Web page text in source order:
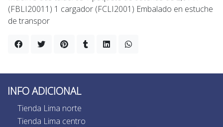
(FBLI20011) 1 cargador (FCLI2001) Embalado en estuche
de transpor
INFO ADICIONAL
Tienda Lima norte
Tienda Lima centro